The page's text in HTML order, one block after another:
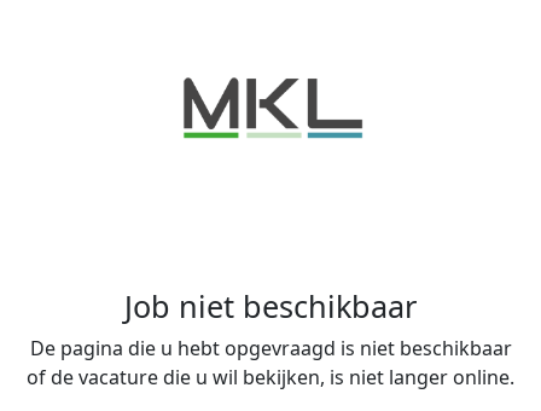
Job niet beschikbaar
De pagina die u hebt opgevraagd is niet beschikbaar
of de vacature die u wil bekijken, is niet langer online.